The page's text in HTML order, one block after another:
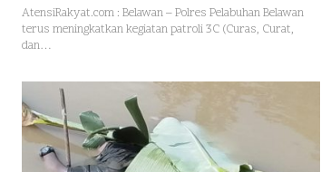
AtensiRakyat.com : Belawan – Polres Pelabuhan Belawan
terus meningkatkan kegiatan patroli 3C (Curas, Curat,
dan…